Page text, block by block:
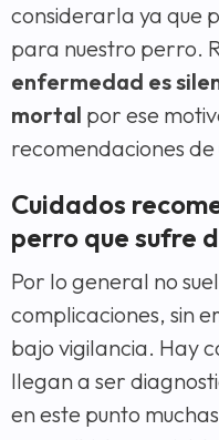
considerarla ya que
para nuestro perro.
enfermedad es
mortal por ese
recomendaciones
Cuidados
perro que sufre
Por lo general no
complicaciones, sin
bajo vigilancia. Hay
llegan a ser
en este punto